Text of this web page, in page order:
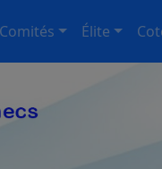
Comités Élite